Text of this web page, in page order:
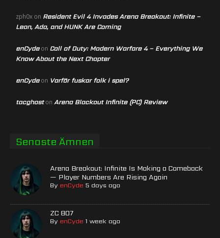
zph0x on Resident Evil 4 Invades Arena Breakout: Infinite –
Leon, Ada, and HUNK Are Coming
enCydeon Call of Duty: Modern Warfare 4 – Everything We
Know About the Next Chapter
enCydeon Varför fuskar folk i spel?
tacghoston Arena Blackout Infinite (PC) Review
Senaste Ämnen
Arena Breakout: Infinite Is Making a Comeback
— Player Numbers Are Rising Again
ByenCyde 5 days ago
ZC 807
ByenCyde 1 week ago